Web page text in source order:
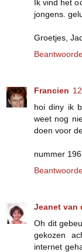
Ik vind het
jongens.
Groetjes,
Francien
hoi diny ik
weet nog
doen voor
nummer 196
Jeanet van
Oh dit
gekozen
internet